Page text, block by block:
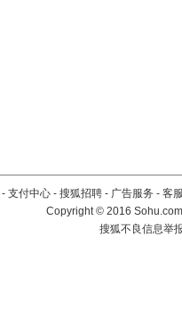
- 支付中心 - 搜狐招聘 - 广告服务 - 客
Copyright©2016
搜狐不良信息举